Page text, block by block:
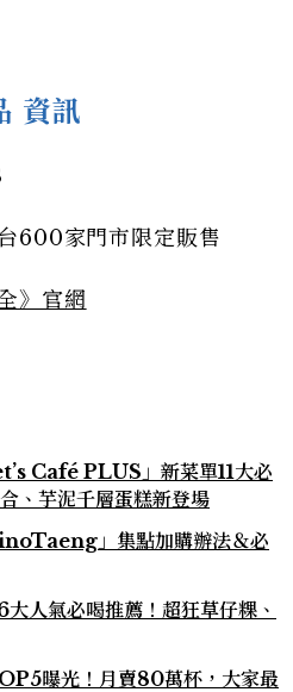
資訊
600家門市限定販售
》官網
Café PLUS」新菜單11大必
、芋泥千層蛋糕新登場
」集點加購辦法＆必
人氣必喝推薦！超狂草仔粿、
曝光！月賣80萬杯，大家最